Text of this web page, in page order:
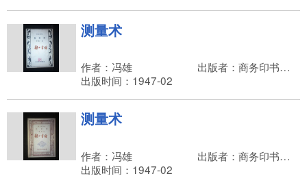
测量术
作者：冯雄
出版者：商务印书馆，朱经农
出版时间：1947-02
测量术
作者：冯雄
出版者：商务印书馆，朱经农
出版时间：1947-02